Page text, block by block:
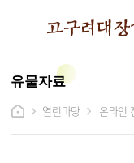
유물자료
열린마당
온라인